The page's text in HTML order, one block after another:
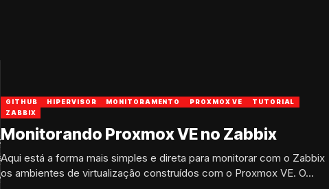
GITHUB HIPERVISOR MONITORAMENTO PROXMOX VE
TUTORIAL
ZABBIX
Monitorando Proxmox VE no Zabbix
Aqui está a forma mais simples e direta para monitorar com o Zabbix
os ambientes de virtualização construídos com o Proxmox VE. O...